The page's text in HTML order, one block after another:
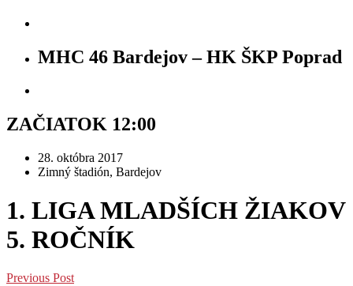
MHC 46 Bardejov – HK ŠKP Poprad
ZAČIATOK 12:00
28. októbra 2017
Zimný štadión, Bardejov
1. LIGA MLADŠÍCH ŽIAKOV
5. ROČNÍK
Previous Post